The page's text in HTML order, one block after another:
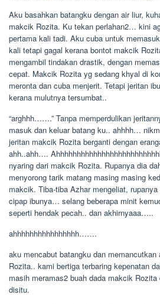
Aku basahkan batangku dengan air liur,
makcik Rozita. Ku tekan perlahan2… kini
pertama kali tadi. Aku cuba untuk
kali tetapi gagal kerana bontot makcik
mengambil tindakan drastik, dengan
cepat. Makcik Rozita yg sedang khyal di
meronta dan cuba menjerit. Tetapi jeritan
kerana mulutnya tersumbat..
“arghhh…….” Tanpa memperdulikan
masuk dan keluar batang ku.. ahhhh…
jeritan makcik Rozita berganti dengan
ahh..ahh….
nyaring dari makcik Rozita. Rupanya dia
menyorong tarik matang masing masing
makcik. Tiba-tiba Azhar mengeliat,
cipap ibunya… selang beberapa minit
seperti hendak pecah.. dan akhirnyaaa…..
ahhhhhhhhhhhhhhhh…….
aku mencabut batangku dan
Rozita.. kami bertiga terbaring kepenatan
masih meramas2 buah dada makcik
disitu.